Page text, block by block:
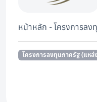
หน้าหลัก - โครงการลง
โครงการลงทุนภาครัฐ (แหล่